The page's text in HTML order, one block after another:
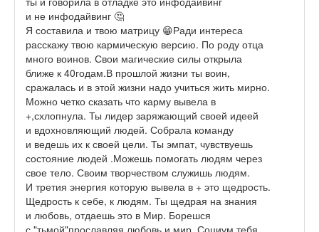
и не инфодайвинг 🤔
Я составила и твою матрицу 😁Ради интереса
расскажу твою кармическую версию. По роду отца
много воинов. Свои магические силы открыла
ближе к 40годам.В прошлой жизни ты воин,
сражалась и в этой жизни надо учиться жить мирно.
Можно четко сказать что карму вывела в
+,схлопнула. Ты лидер заряжающий своей идеей
и вдохновляющий людей. Собрала команду
и ведешь их к своей цели. Ты эмпат, чувствуешь
состояние людей .Можешь помогать людям через
свое тело. Своим творчеством служишь людям.
И третия энергия которую вывела в + это щедрость.
Щедрость к себе, к людям. Ты щедрая на знания
и любовь, отдаешь это в Мир. Борешся